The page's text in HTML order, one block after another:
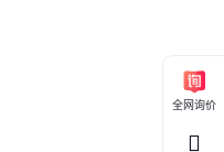
全网询价